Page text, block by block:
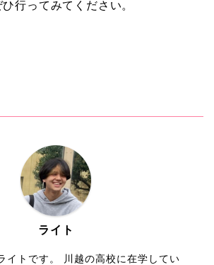
行ってみてください。
ライト
イトです。 川越の高校に在学してい